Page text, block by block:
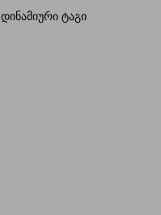
დინამიური ტაგი